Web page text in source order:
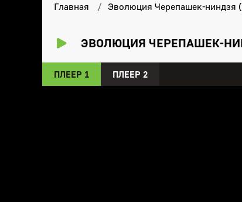
Главная Эволюция Черепашек-ниндзя
ЭВОЛЮЦИЯ ЧЕРЕПАШЕК-
ПЛЕЕР 1 ПЛЕЕР 2